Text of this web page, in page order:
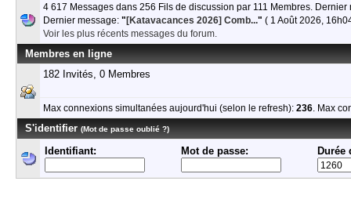
4 617 Messages dans 256 Fils de discussion par 111 Membres.
Dernier message: "[Katavacances 2026] Comb... " ( 1 Août 2026,
Voir les plus récents messages du forum.
Membres en ligne
182 Invités, 0 Membres
Max connexions simultanées aujourd'hui (selon le refresh): 236 . Max
S'identifier (Mot de passe oublié ?)
Identifiant: Mot de passe: Durée